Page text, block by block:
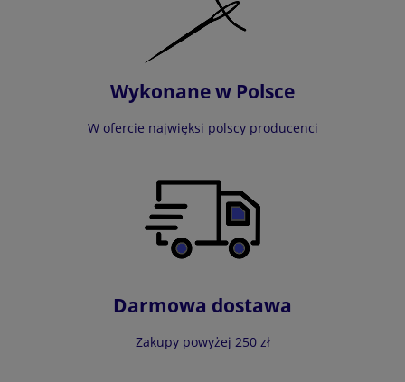
Wykonane w Polsce
W ofercie najwięksi polscy producenci
Darmowa dostawa
Zakupy powyżej 250 zł